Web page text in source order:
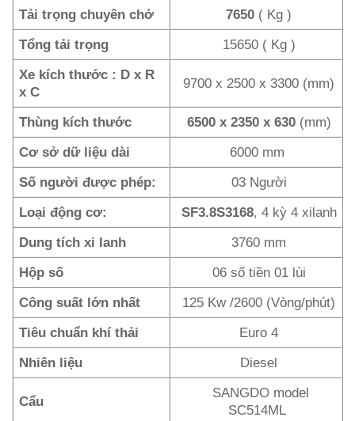
Tải trọng chuyên chở
7650 ( Kg )
Tổng tải trọng
15650 ( Kg )
Xe kích thước : D x R
x C
9700 x 2500 x 3300 (mm)
Thùng kích thước 6500 x 2350 x 630 (mm)
Cơ sở dữ liệu dài
6000 mm
Số người được phép:
03 Người
Loại động cơ:
SF3.8S3168, 4 kỳ 4 xilanh
Dung tích xi lanh
3760 mm
Hộp số
06 số tiền 01 lùi
Công suất lớn nhất
125 Kw /2600 (Vòng/phút)
Tiêu chuẩn khí thải
Euro 4
Nhiên liệu
Diesel
Cẩu
SANGDO model
SC514ML